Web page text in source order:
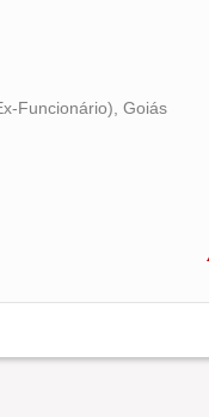
Funcionário), Goiás